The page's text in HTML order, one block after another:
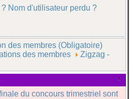
? Nom d'utilisateur perdu ?
des membres (Obligatoire)
des membres
Zigzag -
×
du concours trimestriel sont